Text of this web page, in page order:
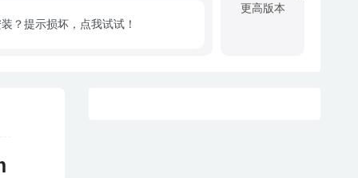
更高版本
？提示损坏，点我试试！